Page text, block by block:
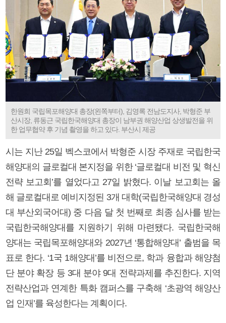
한원희 국립목포해양대 총장(왼쪽부터), 김영록 전남도지사, 박형준 부
산시장, 류동근 국립한국해양대 총장이 남부권 해양산업 상생발전을 위
한 업무협약 후 기념 촬영을 하고 있다. 부산시 제공
시는 지난 25일 벡스코에서 박형준 시장 주재로 국립한국
해양대의 글로컬대 본지정을 위한 ‘글로컬대 비전 및 혁신
전략 보고회’를 열었다고 27일 밝혔다. 이날 보고회는 올
해 글로컬대로 예비지정된 3개 대학(국립한국해양대 경성
대 부산외국어대) 중 다음 달 첫 번째로 최종 심사를 받는
국립한국해양대를 지원하기 위해 마련됐다. 국립한국해
양대는 국립목포해양대와 2027년 ‘통합해양대’ 출범을 목
표로 한다. ‘1국 1해양대’를 비전으로, 학과 융합과 해양첨
단 분야 확장 등 3대 분야 9대 전략과제를 추진한다. 지역
전략산업과 연계한 특화 캠퍼스를 구축해 ‘초광역 해양산
업 인재’를 육성한다는 계획이다.